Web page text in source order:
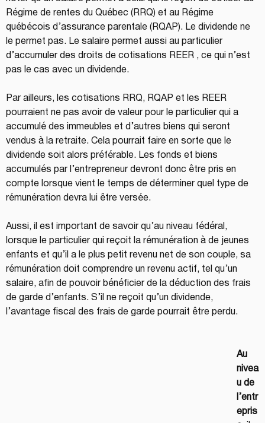
Régime de rentes du Québec (RRQ) et au Régime
québécois d’assurance parentale (RQAP). Le dividende ne
le permet pas. Le salaire permet aussi au particulier
d’accumuler des droits de cotisations REER , ce qui n’est
pas le cas avec un dividende.
Par ailleurs, les cotisations RRQ, RQAP et les REER
pourraient ne pas avoir de valeur pour le particulier qui a
accumulé des immeubles et d’autres biens qui seront
vendus à la retraite. Cela pourrait faire en sorte que le
dividende soit alors préférable. Les fonds et biens
accumulés par l’entrepreneur devront donc être pris en
compte lorsque vient le temps de déterminer quel type de
rémunération devra lui être versée.
Aussi, il est important de savoir qu’au niveau fédéral,
lorsque le particulier qui reçoit la rémunération à de jeunes
enfants et qu’il a le plus petit revenu net de son couple, sa
rémunération doit comprendre un revenu actif, tel qu’un
salaire, afin de pouvoir bénéficier de la déduction des frais
de garde d’enfants. S’il ne reçoit qu’un dividende,
l’avantage fiscal des frais de garde pourrait être perdu.
Au
nivea
u de
l’entr
epris